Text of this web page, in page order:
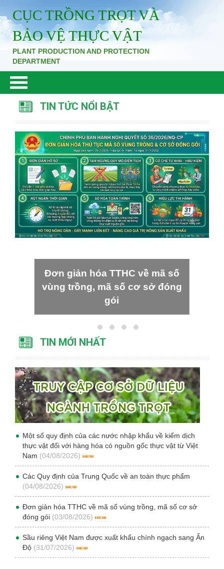
CỤC TRỒNG TRỌT VÀ
BẢO VỆ THỰC VẬT
PLANT PRODUCTION AND PROTECTION
DEPARTMENT
TIN TỨC NỔI BẬT
Đơn giản hóa TTHC về mã số
vùng trồng, mã số cơ sở đóng
gói
TIN MỚI NHẤT
Một số quy định của các nước nhập khẩu về kiểm dịch
thực vật đối với hàng hóa có nguồn gốc thực vật từ Việt
Nam (04/08/2026)
Các Quy định của Trung Quốc về an toàn thực phẩm
(04/08/2026)
Đơn giản hóa TTHC về mã số vùng trồng, mã số cơ sở
đóng gói (03/08/2026)
Sầu riêng Việt Nam được xuất khẩu chính ngạch sang Ấn
Độ (31/07/2026)